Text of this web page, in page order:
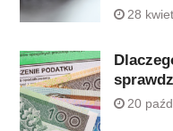
28
20